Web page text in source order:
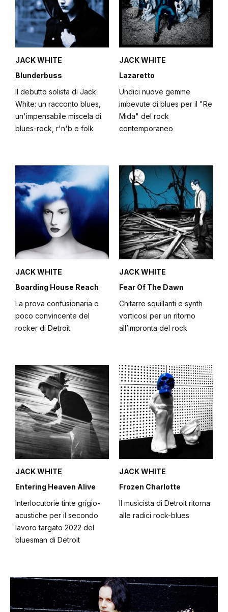
JACK WHITE
Blunderbuss
Il debutto solista di Jack
White: un racconto blues,
un'impensabile miscela di
blues-rock, r'n'b e folk
JACK WHITE
Lazaretto
Undici nuove gemme
imbevute di blues per il "Re
Mida" del rock
contemporaneo
JACK WHITE
Boarding House Reach
La prova confusionaria e
poco convincente del
rocker di Detroit
JACK WHITE
Fear Of The Dawn
Chitarre squillanti e synth
vorticosi per un ritorno
all’impronta del rock
JACK WHITE
Entering Heaven Alive
Interlocutorie tinte grigio-
acustiche per il secondo
lavoro targato 2022 del
bluesman di Detroit
JACK WHITE
Frozen Charlotte
Il musicista di Detroit ritorna
alle radici rock-blues